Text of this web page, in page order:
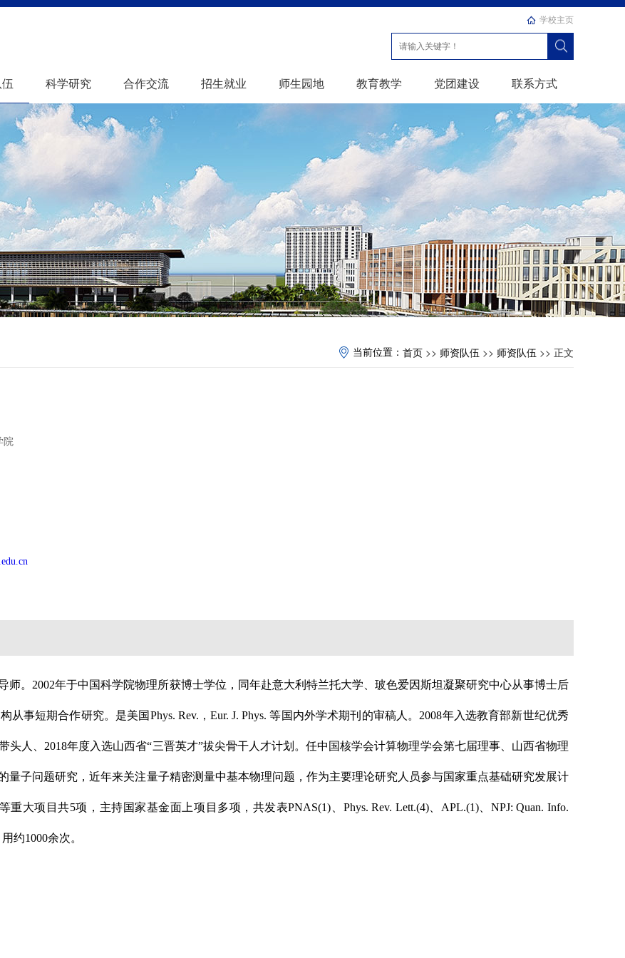
学校主页
科学研究 合作交流 招生就业 师生园地 教育教学 党团建设 联系方式
首页 >> 师资队伍 >> 师资队伍 >> 正文
当前位置：
院
师。2002年于中国科学院物理所获博士学位，同年赴意大利特兰托大学、玻色爱因斯坦凝聚研究中心从事博士后
事短期合作研究。是美国Phys. Rev.，Eur. J. Phys. 等国内外学术期刊的审稿人。2008年入选教育部新世纪优秀
头人、2018年度入选山西省“三晋英才”拔尖骨干人才计划。任中国核学会计算物理学会第七届理事、山西省物理
量子问题研究，近年来关注量子精密测量中基本物理问题，作为主要理论研究人员参与国家重点基础研究发展计
大项目共5项，主持国家基金面上项目多项，共发表PNAS(1)、Phys. Rev. Lett.(4)、APL.(1)、NPJ: Quan. Info.
约1000余次。